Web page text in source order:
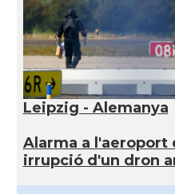
Leipzig - Alemanya
Alarma a l'aeroport
irrupció d'un dron